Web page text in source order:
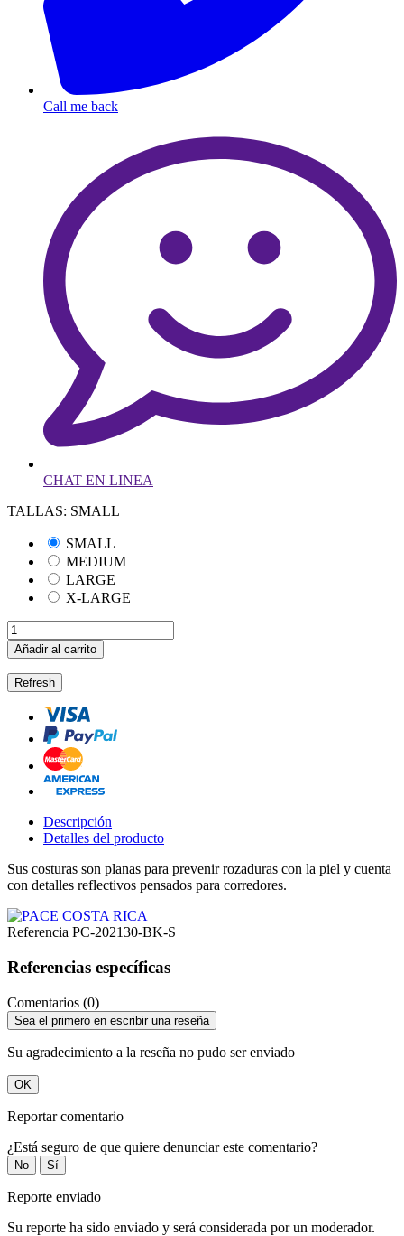
Call me back
CHAT EN LINEA
TALLAS: SMALL
SMALL
MEDIUM
LARGE
X-LARGE
Añadir al carrito
Descripción
Detalles del producto
Sus costuras son planas para prevenir rozaduras con la piel y cuenta
con detalles reflectivos pensados para corredores.
Referencia PC-202130-BK-S
Referencias específicas
Comentarios (0)
Sea el primero en escribir una reseña
Su agradecimiento a la reseña no pudo ser enviado
OK
Reportar comentario
¿Está seguro de que quiere denunciar este comentario?
No Sí
Reporte enviado
Su reporte ha sido enviado y será considerada por un moderador.